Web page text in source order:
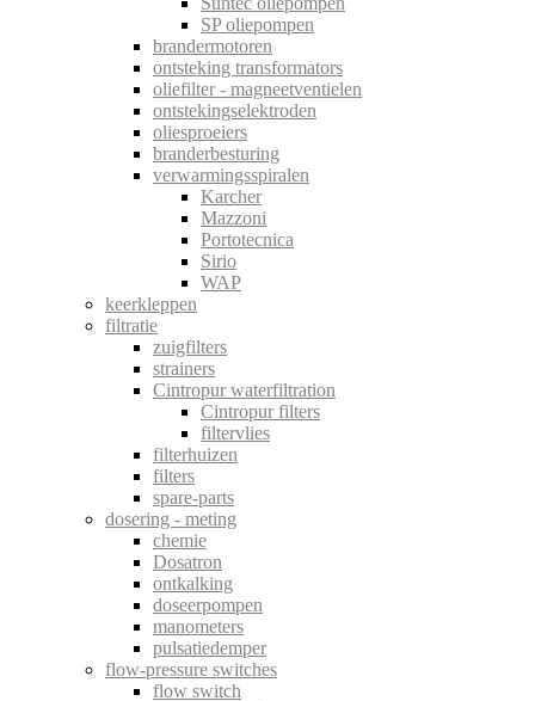
SP oliepompen
brandermotoren
ontsteking transformators
oliefilter - magneetventielen
ontstekingselektroden
oliesproeiers
branderbesturing
verwarmingsspiralen
Karcher
Mazzoni
Portotecnica
Sirio
WAP
keerkleppen
filtratie
zuigfilters
strainers
Cintropur waterfiltration
Cintropur filters
filtervlies
filterhuizen
filters
spare-parts
dosering - meting
chemie
Dosatron
ontkalking
doseerpompen
manometers
pulsatiedemper
flow-pressure switches
flow switch